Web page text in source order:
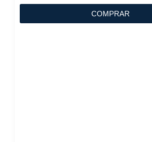
COMPRAR